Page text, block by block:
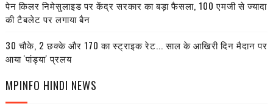
पेन किलर निमेसुलाइड पर केंद्र सरकार का बड़ा फैसला, 100 एमजी से ज्यादा
की टैबलेट पर लगाया बैन
30 चौके, 2 छक्के और 170 का स्ट्राइक रेट... साल के आखिरी दिन मैदान पर
आया 'पांड्या' प्रलय
MPINFO HINDI NEWS